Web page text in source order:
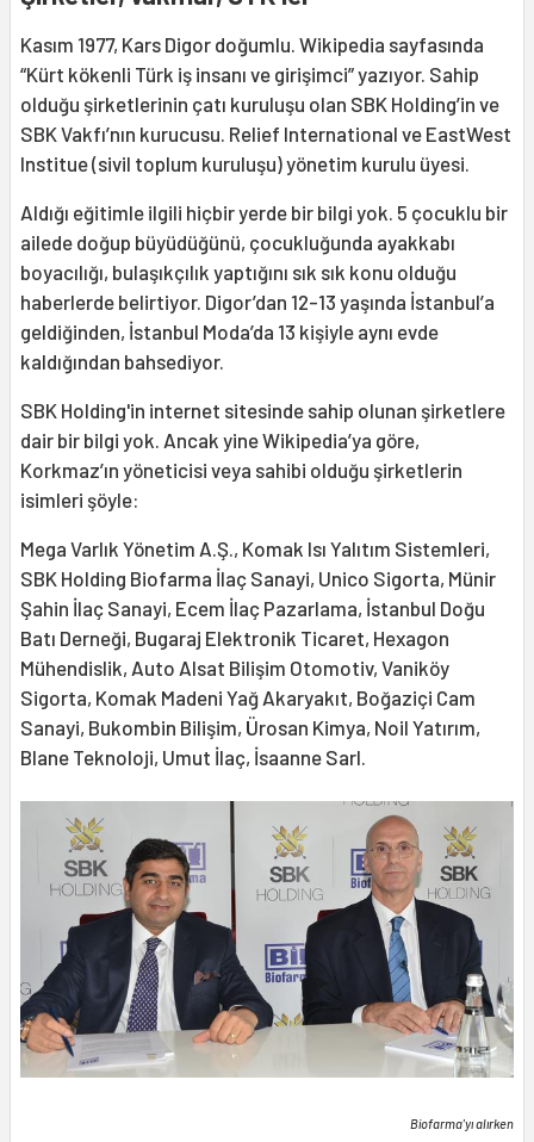
Kasım 1977, Kars Digor doğumlu. Wikipedia sayfasında
“Kürt kökenli Türk iş insanı ve girişimci” yazıyor. Sahip
olduğu şirketlerinin çatı kuruluşu olan SBK Holding’in ve
SBK Vakfı’nın kurucusu. Relief International ve EastWest
Institue (sivil toplum kuruluşu) yönetim kurulu üyesi.
Aldığı eğitimle ilgili hiçbir yerde bir bilgi yok. 5 çocuklu bir
ailede doğup büyüdüğünü, çocukluğunda ayakkabı
boyacılığı, bulaşıkçılık yaptığını sık sık konu olduğu
haberlerde belirtiyor. Digor’dan 12-13 yaşında İstanbul’a
geldiğinden, İstanbul Moda’da 13 kişiyle aynı evde
kaldığından bahsediyor.
SBK Holding'in internet sitesinde sahip olunan şirketlere
dair bir bilgi yok. Ancak yine Wikipedia’ya göre,
Korkmaz’ın yöneticisi veya sahibi olduğu şirketlerin
isimleri şöyle:
Mega Varlık Yönetim A.Ş., Komak Isı Yalıtım Sistemleri,
SBK Holding Biofarma İlaç Sanayi, Unico Sigorta, Münir
Şahin İlaç Sanayi, Ecem İlaç Pazarlama, İstanbul Doğu
Batı Derneği, Bugaraj Elektronik Ticaret, Hexagon
Mühendislik, Auto Alsat Bilişim Otomotiv, Vaniköy
Sigorta, Komak Madeni Yağ Akaryakıt, Boğaziçi Cam
Sanayi, Bukombin Bilişim, Ürosan Kimya, Noil Yatırım,
Blane Teknoloji, Umut İlaç, İsaanne Sarl.
Biofarma'yı alırken